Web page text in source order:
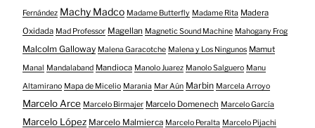
Fernández Machy Madco Madame Butterfly Madame Rita Madera
Oxidada Mad Professor Magellan Magnetic Sound Machine Mahogany Frog
Malcolm Galloway Malena Garacotche Malena y Los Ningunos Mamut
Manal Mandalaband Mandioca Manolo Juarez Manolo Salguero Manu
Altamirano Mapa de Micelio Marania Mar Aún Marbin Marcela Arroyo
Marcelo Arce Marcelo Birmajer Marcelo Domenech Marcelo García
Marcelo López Marcelo Malmierca Marcelo Peralta Marcelo Pijachi